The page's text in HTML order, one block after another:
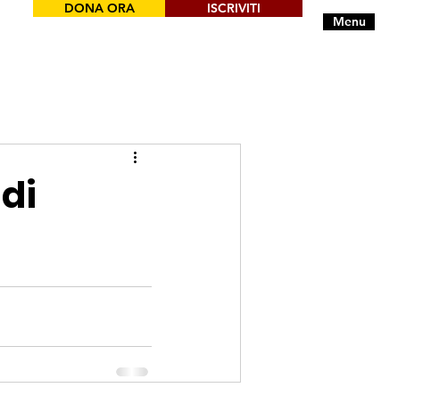
Menu
DONA ORA ISCRIVITI